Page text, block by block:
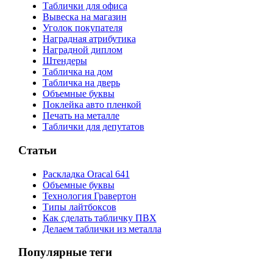
Таблички для офиса
Вывеска на магазин
Уголок покупателя
Наградная атрибутика
Наградной диплом
Штендеры
Табличка на дом
Табличка на дверь
Объемные буквы
Поклейка авто пленкой
Печать на металле
Таблички для депутатов
Статьи
Раскладка Oracal 641
Объемные буквы
Технология Гравертон
Типы лайтбоксов
Как сделать табличку ПВХ
Делаем таблички из металла
Популярные теги